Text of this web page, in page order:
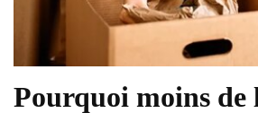
Pourquoi moins de